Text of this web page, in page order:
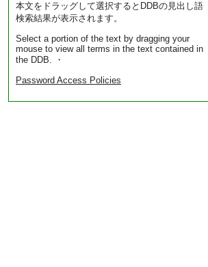
本文をドラッグして選択するとDDBの見出し語
検索結果が表示されます。
Select a portion of the text by dragging your
mouse to view all terms in the text contained in
the DDB. ・
Password Access Policies